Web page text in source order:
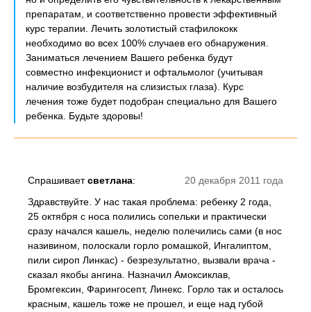
препаратам, и соответственно провести эффективный
курс терапии. Лечить золотистый стафилококк
необходимо во всех 100% случаев его обнаружения.
Заниматься лечением Вашего ребенка будут
совместно инфекционист и офтальмолог (учитывая
наличие возбудителя на слизистых глаза). Курс
лечения тоже будет подобран специально для Вашего
ребенка. Будьте здоровы!
20 декабря 2011 года
Спрашиваетсветлана:
Здравствуйте. У нас такая проблема: ребенку 2 года,
25 октября с носа полились сопельки и практически
сразу начался кашель, неделю полечились сами (в нос
називином, полоскали горло ромашкой, Ингалиптом,
пили сироп Линкас) - безрезультатно, вызвали врача -
сказал якобы ангина. Назначил Амоксиклав,
Бромгексин, Фарингосепт, Линекс. Горло так и осталось
красным, кашель тоже не прошел, и еще над губой